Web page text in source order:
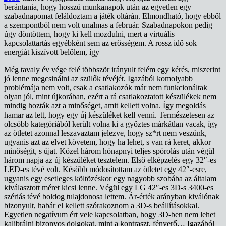
berántania, hogy hosszú munkanapok után az egyetlen egy
szabadnapomat feláldoztam a játék oltárán. Elmondható, hogy ebből
a szempontból nem volt unalmas a február. Szabadnapokon pedig
úgy döntöttem, hogy ki kell mozdulni, mert a virtuális
kapcsolattartás egyébként sem az erősségem. A rossz idő sok
energiát kiszívott belőlem, így
Még tavaly év vége felé többször irányult felém egy kérés, miszerint
jó lenne megcsinálni az szülők tévéjét. Igazából komolyabb
problémája nem volt, csak a csatlakozók már nem funkcionáltak
olyan jól, mint újkorában, ezért a rá csatlakoztatott készülékek nem
mindig hozták azt a minőséget, amit kellett volna. Így megoldás
hamar az lett, hogy egy új készüléket kell venni. Természetesen az
olcsóbb kategóriából került volna ki a győztes márkátlan vacak, így
az ötletet azonnal leszavaztam jelezve, hogy sz*rt nem veszünk,
ugyanis azt az elvet követem, hogy ha lehet, s van rá keret, akkor
minőségit, s újat. Közel három hónapnyi teljes spórolás után végül
három napja az új készüléket tesztelem. Első elképzelés egy 32″-es
LED-es tévé volt. Később módosítottam az ötletet egy 42″-esre,
ugyanis egy esetleges költözéskor egy nagyobb szobába az általam
kiválasztott méret kicsi lenne. Végül egy LG 42″-es 3D-s 3400-es
szériás tévé boldog tulajdonosa lettem. Ár-érték arányban kiválónak
bizonyult, habár el kellett szórakoznom a 3D-s beállításokkal.
Egyetlen negatívum ért vele kapcsolatban, hogy 3D-ben nem lehet
kalibrálni bizonyos dolgokat, mint a kontraszt, fényerő… Igazából